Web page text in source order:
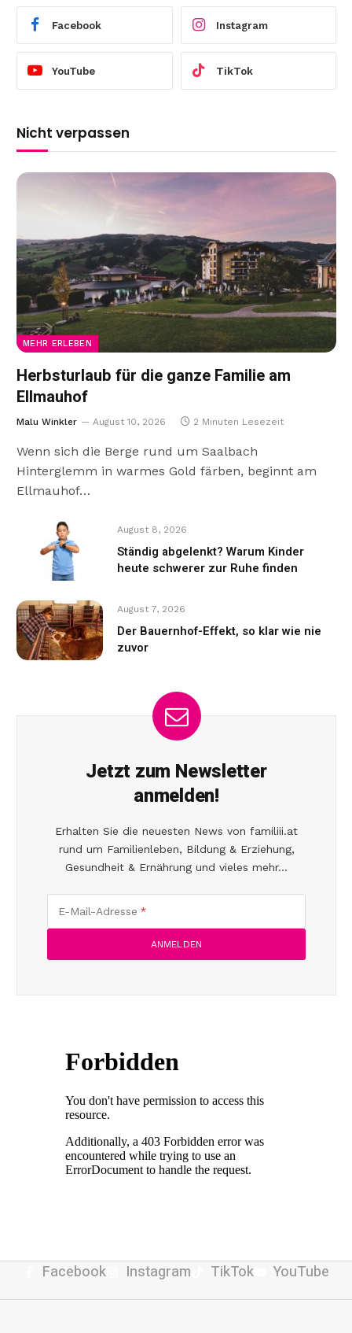
Facebook Instagram
YouTube TikTok
Nicht verpassen
MEHR ERLEBEN
Herbsturlaub für die ganze Familie am
Ellmauhof
Malu Winkler August 10, 2026 2 Minuten Lesezeit
Wenn sich die Berge rund um Saalbach
Hinterglemm in warmes Gold färben, beginnt am
Ellmauhof…
August 8, 2026
Ständig abgelenkt? Warum Kinder
heute schwerer zur Ruhe finden
August 7, 2026
Der Bauernhof-Effekt, so klar wie nie
zuvor
Jetzt zum Newsletter
anmelden!
Erhalten Sie die neuesten News von familiii.at
rund um Familienleben, Bildung & Erziehung,
Gesundheit & Ernährung und vieles mehr...
E-Mail-Adresse
Facebook Instagram TikTok YouTube